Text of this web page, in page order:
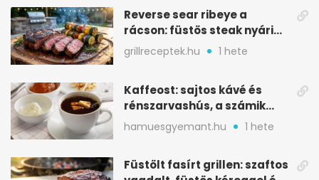
Reverse sear ribeye a
rácson: füstös steak nyári
tökkebabbal
grillreceptek.hu 1 hete
Kaffeost: sajtos kávé és
rénszarvashús, a számik
melegítő itala
hamuesgyemant.hu 1 hete
Füstölt fasírt grillen: szaftos